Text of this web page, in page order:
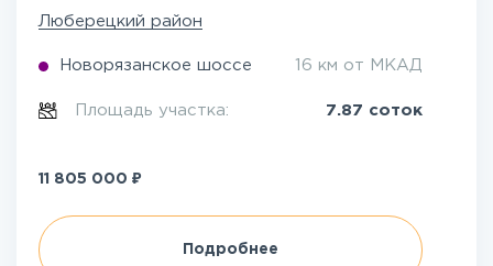
Люберецкий район
Новорязанское шоссе 16 км от МКАД
Площадь участка: 7.87 соток
11 805 000 ₽
Подробнее